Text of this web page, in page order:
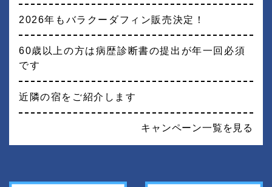
2026年もバラクーダフィン販売決定！
60歳以上の方は病歴診断書の提出が年一回必須
です
近隣の宿をご紹介します
キャンペーン一覧を見る